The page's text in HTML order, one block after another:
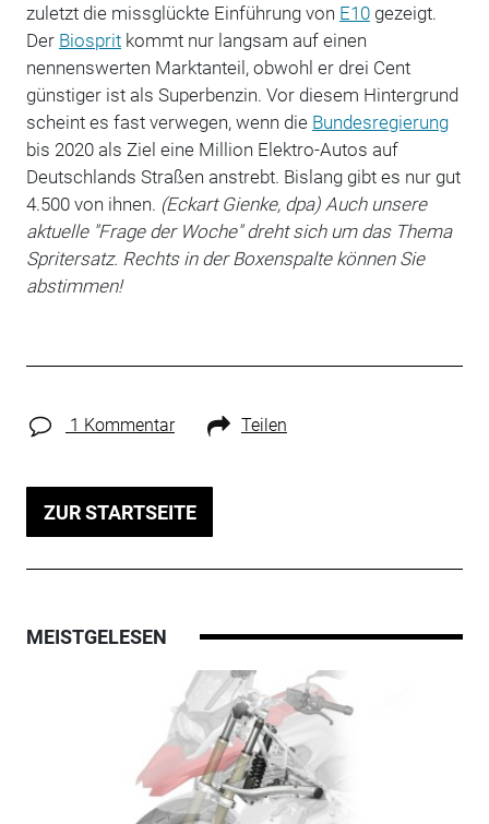
zuletzt die missglückte Einführung von E10gezeigt.
Der Biospritkommt nur langsam auf einen
nennenswerten Marktanteil, obwohl er drei Cent
günstiger ist als Superbenzin. Vor diesem Hintergrund
scheint es fast verwegen, wenn die Bundesregierung
bis 2020 als Ziel eine Million Elektro-Autos auf
Deutschlands Straßen anstrebt. Bislang gibt es nur gut
4.500 von ihnen. (Eckart Gienke, dpa) Auch unsere
aktuelle "Frage der Woche" dreht sich um das Thema
Spritersatz. Rechts in der Boxenspalte können Sie
abstimmen!
1 Kommentar Teilen
ZUR STARTSEITE
MEISTGELESEN